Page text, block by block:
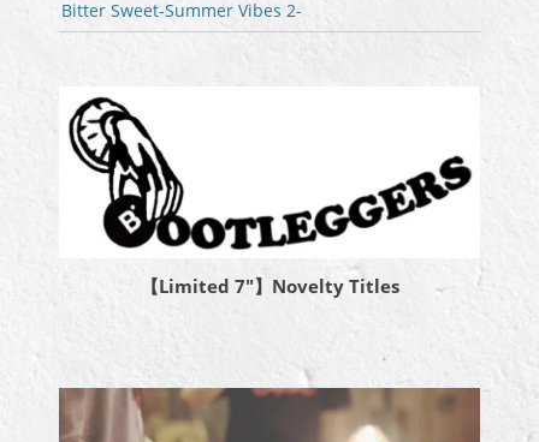
Bitter Sweet-Summer Vibes 2-
【Limited 7″】Novelty Titles